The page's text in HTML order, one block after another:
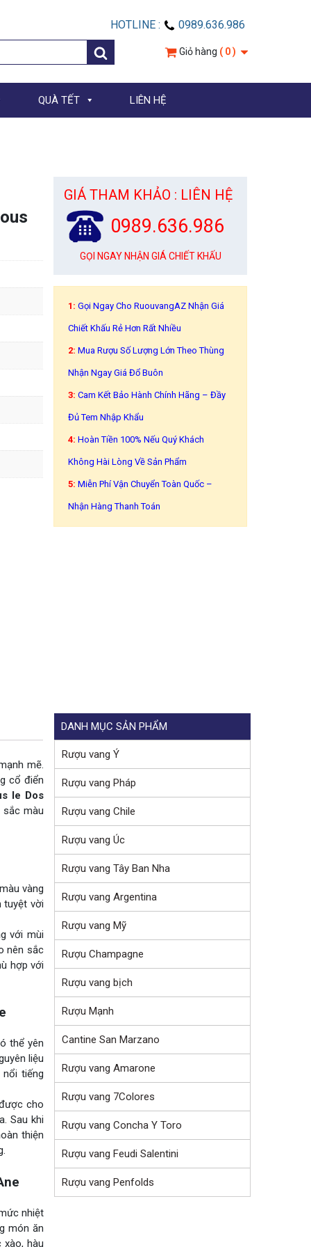
HOTLINE :
0989.636.986
Giỏ hàng ( 0 )
QUÀ TẾT LIÊN HỆ
GIÁ THAM KHẢO : LIÊN HỆ
0989.636.986
GỌI NGAY NHẬN GIÁ CHIẾT KHẤU
1:Gọi Ngay Cho RuouvangAZ Nhận Giá
Chiết Khấu Rẻ Hơn Rất Nhiều
2:Mua Rượu Số Lượng Lớn Theo Thùng
Nhận Ngay Giá Đổ Buôn
3: Cam Kết Bảo Hành Chính Hãng – Đầy
Đủ Tem Nhập Khẩu
4:Hoàn Tiền 100% Nếu Quý Khách
Không Hài Lòng Về Sản Phẩm
5: Miễn Phí Vận Chuyển Toàn Quốc –
Nhận Hàng Thanh Toán
mẽ.
cổ điển
le Dos
sắc màu
vàng
tuyệt vời
với mùi
nên sắc
hợp với
thể yên
liệu
tiếng
cho
Sau khi
thiện
nhiệt
món ăn
hàu
DANH MỤC SẢN PHẨM
Rượu vang Ý
Rượu vang Pháp
Rượu vang Chile
Rượu vang Úc
Rượu vang Tây Ban Nha
Rượu vang Argentina
Rượu vang Mỹ
Rượu Champagne
Rượu vang bịch
Rượu Mạnh
Cantine San Marzano
Rượu vang Amarone
Rượu vang 7Colores
Rượu vang Concha Y Toro
Rượu vang Feudi Salentini
Rượu vang Penfolds